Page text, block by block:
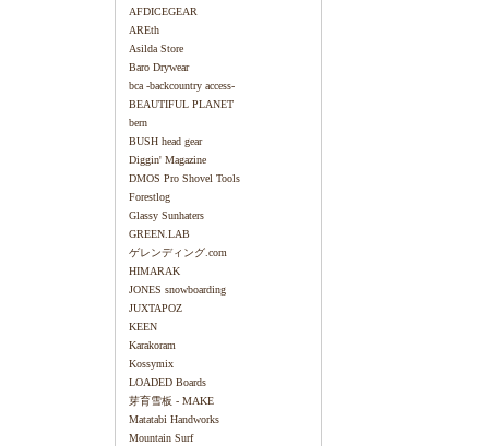
AFDICEGEAR
AREth
Asilda Store
Baro Drywear
bca -backcountry access-
BEAUTIFUL PLANET
bern
BUSH head gear
Diggin' Magazine
DMOS Pro Shovel Tools
Forestlog
Glassy Sunhaters
GREEN.LAB
ゲレンディング.com
HIMARAK
JONES snowboarding
JUXTAPOZ
KEEN
Karakoram
Kossymix
LOADED Boards
芽育雪板 - MAKE
Matatabi Handworks
Mountain Surf